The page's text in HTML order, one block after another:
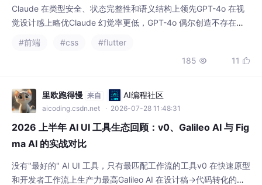
Claude 在类型安全、状态完整性和语义结构上领先GPT-4o 在视
觉设计感上略优Claude 幻觉率更低，GPT-4o 偶尔创造不存在的
属性最佳实践是双模型流水线：一个生成，另一个审查复杂度越高
的选择策略可以用一个简单的决策树概括：如果组件的 Props 类
#前端 #css
#flutter
185  11 
里欧跑得慢 来自 AI编程社区
aicoding.csdn.net · 2026-07-28 11:48:31
2026 上半年 AI UI 工具生态回顾：v0、Galileo AI 与 Fig
ma AI 的实战对比
没有"最好的" AI UI 工具，只有最匹配工作流的工具v0 在快速原型
和开发者工作流上生产力最高Galileo AI 在设计稿→代码转化的精